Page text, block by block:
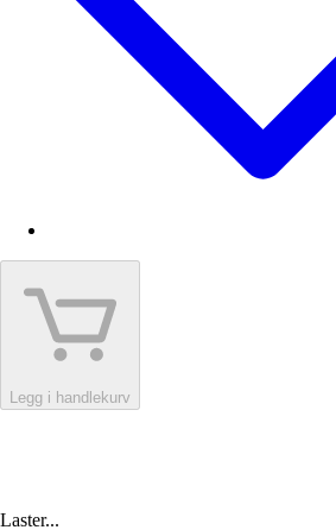
Legg i handlekurv
Laster...